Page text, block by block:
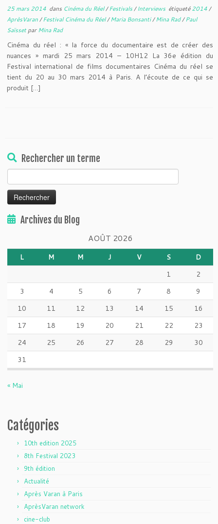
25 mars 2014 dans Cinéma du Réel/Festivals/Interviews étiqueté2014/
AprèsVaran/Festival Cinéma du Réel/Maria Bonsanti/Mina Rad/Paul
SaïssetparMina Rad
Cinéma du réel : « la force du documentaire est de créer des
nuances » mardi 25 mars 2014 – 10H12 La 36e édition du
Festival international de films documentaires Cinéma du réel se
tient du 20 au 30 mars 2014 à Paris. A l’écoute de ce qui se
produit […]
Rechercher un terme
Archives du Blog
AOÛT 2026
L M M J V S
D
1
2
3
4 5 6 7 8
9
10
11 12 13 14 15
16
17
18 19 20 21 22
23
24
25 26 27 28 29
30
31
« Mai
Catégories
10th edition 2025
8th Festival 2023
9th édition
Actualité
Après Varan à Paris
AprèsVaran network
cine-club